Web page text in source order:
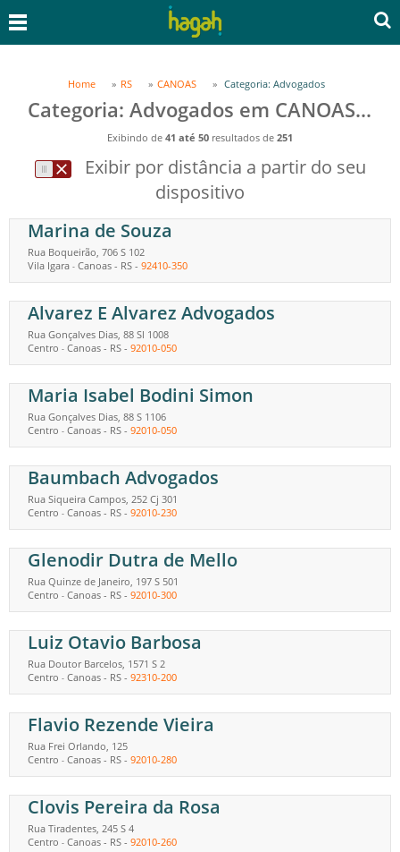
Home RS CANOAS Categoria: Advogados
Categoria: Advogados em CANOAS, RS
Exibindo de 41 até 50 resultados de 251
Exibir por distância a partir do seu
dispositivo
Marina de Souza
Rua Boqueirão, 706 S 102
Vila Igara - Canoas - RS - 92410-350
Alvarez E Alvarez Advogados
Rua Gonçalves Dias, 88 Sl 1008
Centro - Canoas - RS - 92010-050
Maria Isabel Bodini Simon
Rua Gonçalves Dias, 88 S 1106
Centro - Canoas - RS - 92010-050
Baumbach Advogados
Rua Siqueira Campos, 252 Cj 301
Centro - Canoas - RS - 92010-230
Glenodir Dutra de Mello
Rua Quinze de Janeiro, 197 S 501
Centro - Canoas - RS - 92010-300
Luiz Otavio Barbosa
Rua Doutor Barcelos, 1571 S 2
Centro - Canoas - RS - 92310-200
Flavio Rezende Vieira
Rua Frei Orlando, 125
Centro - Canoas - RS - 92010-280
Clovis Pereira da Rosa
Rua Tiradentes, 245 S 4
Centro - Canoas - RS - 92010-260